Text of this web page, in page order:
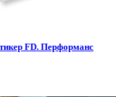
FD. Перформанс